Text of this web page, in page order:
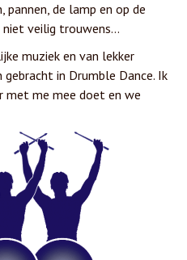
de lamp en op de
niet veilig trouwens…
muziek en van lekker
gebracht in Drumble Dance. Ik
met me mee doet en we